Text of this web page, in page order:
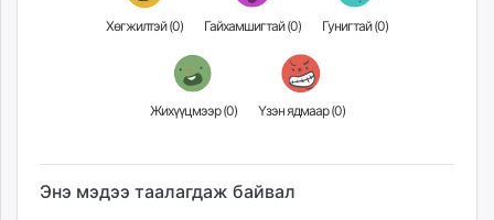
Хөгжилтэй (0) Гайхамшигтай (0) Гунигтай (0)
Жихүүцмээр (0) Үзэн ядмаар (0)
Энэ мэдээ таалагдаж байвал